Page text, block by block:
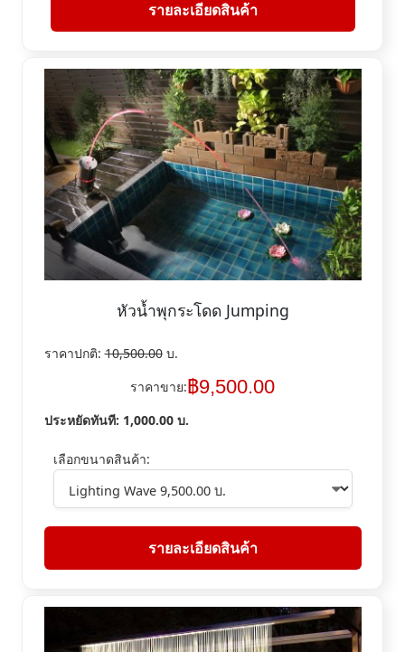
รายละเอียดสินค้า
หัวน้ำพุกระโดด Jumping
ราคาปกติ:10,500.00บ.
ราคาขาย: ฿9,500.00
ประหยัดทันที: 1,000.00บ.
เลือกขนาดสินค้า:
รายละเอียดสินค้า